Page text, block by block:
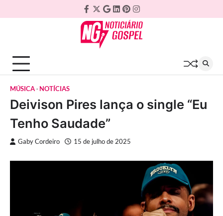
to
Facebook
Twitter
Google
Plus
Linkedin
Pinterest
Instagram
MÚSICA NOTÍCIAS
Deivison Pires lança o single “Eu
Tenho Saudade”
Gaby Cordeiro 15 de julho de 2025